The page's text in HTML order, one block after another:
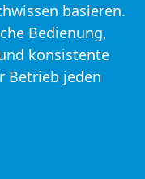
basieren.
Bedienung,
konsistente
Betrieb jeden